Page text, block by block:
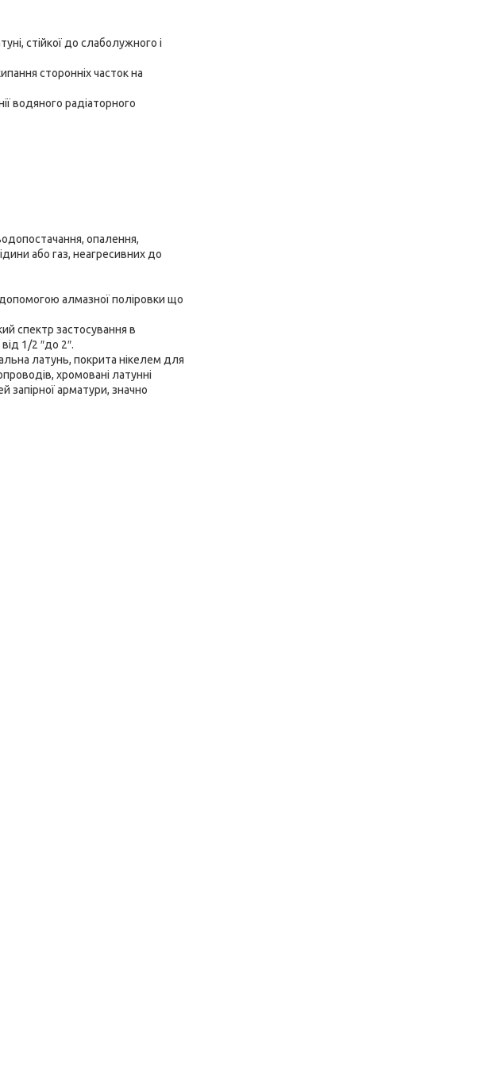
стійкої до слаболужного і
сторонніх часток на
водяного радіаторного
опалення,
або газ, неагресивних до
алмазної поліровки що
спектр застосування в
1/2 ″до 2″.
латунь, покрита нікелем для
хромовані латунні
запірної арматури, значно